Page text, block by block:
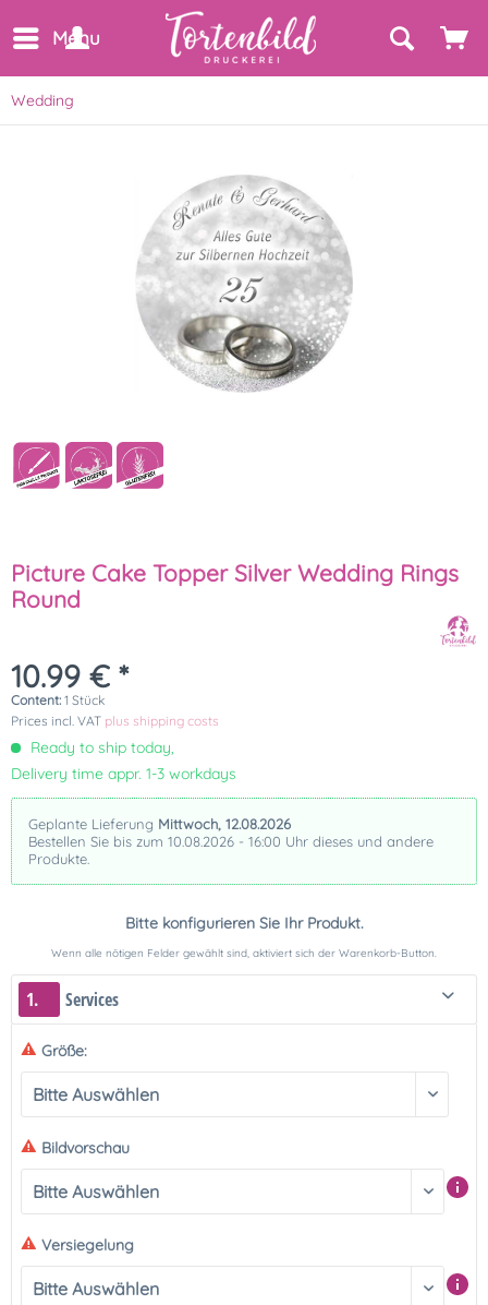
Menu
Wedding
Picture Cake Topper Silver Wedding Rings
Round
10.99 € *
Content: 1 Stück
Prices incl. VAT plus shipping costs
Ready to ship today,
Delivery time appr. 1-3 workdays
Geplante Lieferung Mittwoch, 12.08.2026
Bestellen Sie bis zum 10.08.2026 - 16:00 Uhr dieses und andere
Produkte.
Bitte konfigurieren Sie Ihr Produkt.
Wenn alle nötigen Felder gewählt sind, aktiviert sich der Warenkorb-Button.
1. Services
Größe:
Bildvorschau
Versiegelung